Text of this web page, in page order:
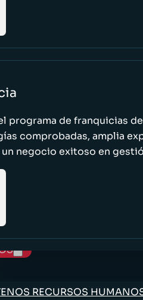
programa de franquicias
comprobadas, amplia
negocio exitoso en
RECURSOS